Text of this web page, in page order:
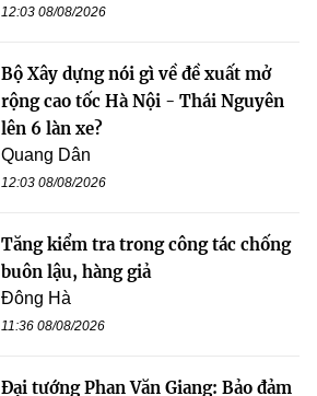
12:03 08/08/2026
Bộ Xây dựng nói gì về đề xuất mở
rộng cao tốc Hà Nội - Thái Nguyên
lên 6 làn xe?
Quang Dân
12:03 08/08/2026
Tăng kiểm tra trong công tác chống
buôn lậu, hàng giả
Đông Hà
11:36 08/08/2026
Đại tướng Phan Văn Giang: Bảo đảm